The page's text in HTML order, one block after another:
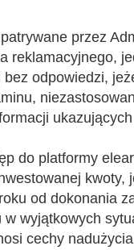
przez
reklamacyjnego,
odpowiedzi,
do platformy
kwoty,
od dokonania
wyjątkowych
cechy